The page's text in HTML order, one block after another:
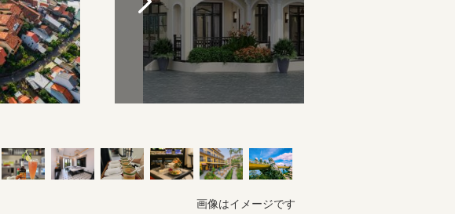
画像はイメージです